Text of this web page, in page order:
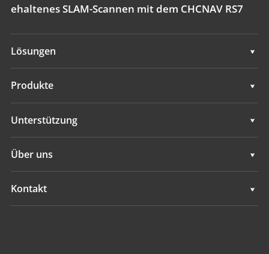
ehaltenes SLAM-Scannen mit dem CHCNAV RS7
Lösungen
Vermessung und Ingenieurwesen
Hydrographie
GNSS-Ortungsdienste
Produkte
Vermessung und Ingenieurwesen
Hydrographie
Unterstützung
Über uns
Übersicht
Kontakt